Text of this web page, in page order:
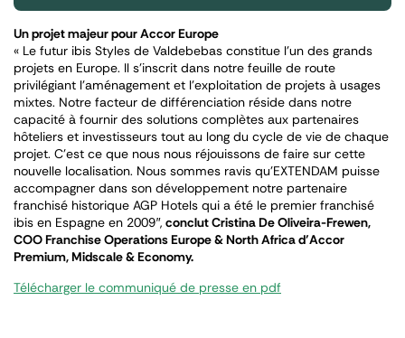
Un projet majeur pour Accor Europe
« Le futur ibis Styles de Valdebebas constitue l’un des grands
projets en Europe. Il s’inscrit dans notre feuille de route
privilégiant l’aménagement et l’exploitation de projets à usages
mixtes. Notre facteur de différenciation réside dans notre
capacité à fournir des solutions complètes aux partenaires
hôteliers et investisseurs tout au long du cycle de vie de chaque
projet. C’est ce que nous nous réjouissons de faire sur cette
nouvelle localisation. Nous sommes ravis qu’EXTENDAM puisse
accompagner dans son développement notre partenaire
franchisé historique AGP Hotels qui a été le premier franchisé
ibis en Espagne en 2009″, conclut Cristina De Oliveira-Frewen,
COO Franchise Operations Europe & North Africa d’Accor
Premium, Midscale & Economy.
Télécharger le communiqué de presse en pdf